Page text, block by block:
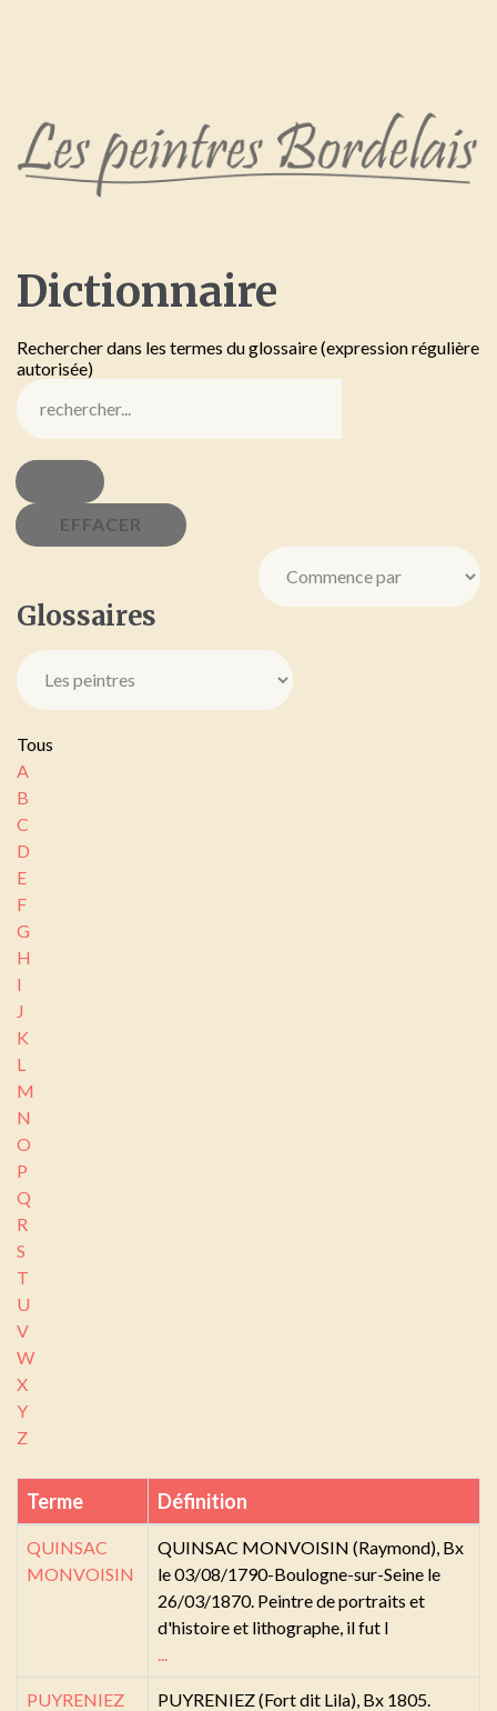
Dictionnaire
Rechercher dans les termes du glossaire (expression régulière
autorisée)
Glossaires
Tous
A
B
C
D
E
F
G
H
I
J
K
L
M
N
O
P
Q
R
S
T
U
V
W
X
Y
Z
Terme Définition
QUINSAC
MONVOISIN
QUINSAC MONVOISIN (Raymond), Bx
le 03/08/1790-Boulogne-sur-Seine le
26/03/1870. Peintre de portraits et
d'histoire et lithographe, il fut l
PUYRENIEZ
PUYRENIEZ (Fort dit Lila), Bx 1805.